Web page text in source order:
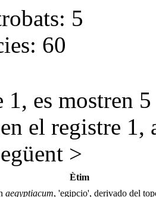
5
60
1, es mostren
el registre 1,
>
Ètim
aegyptiacum, 'egipcio', derivado del